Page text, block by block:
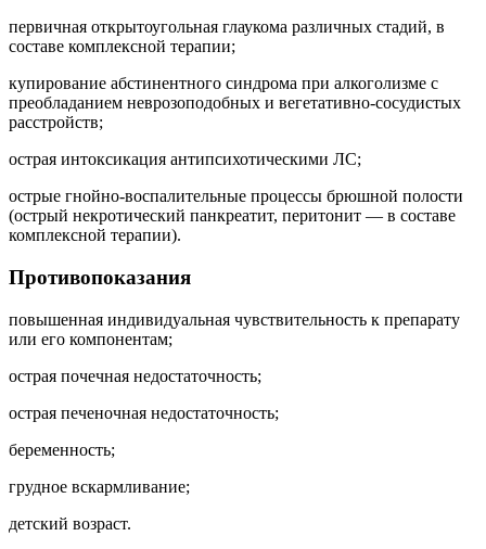
первичная открытоугольная глаукома различных стадий, в
составе комплексной терапии;
купирование абстинентного синдрома при алкоголизме с
преобладанием неврозоподобных и вегетативно-сосудистых
расстройств;
острая интоксикация антипсихотическими ЛС;
острые гнойно-воспалительные процессы брюшной полости
(острый некротический панкреатит, перитонит — в составе
комплексной терапии).
Противопоказания
повышенная индивидуальная чувствительность к препарату
или его компонентам;
острая почечная недостаточность;
острая печеночная недостаточность;
беременность;
грудное вскармливание;
детский возраст.